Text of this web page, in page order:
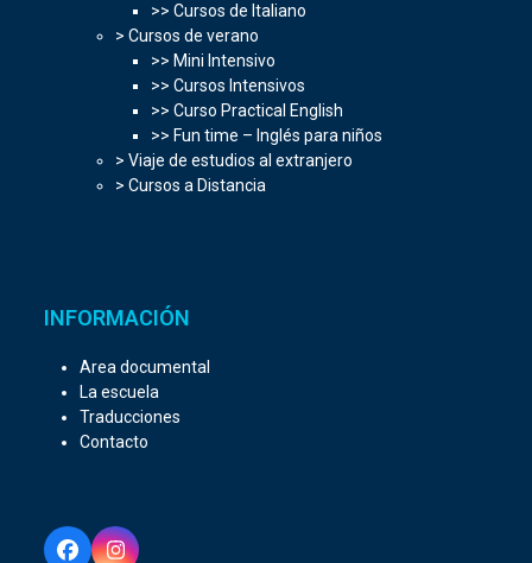
>> Cursos de Italiano
> Cursos de verano
>> Mini Intensivo
>> Cursos Intensivos
>> Curso Practical English
>> Fun time – Inglés para niños
> Viaje de estudios al extranjero
> Cursos a Distancia
INFORMACIÓN
Area documental
La escuela
Traducciones
Contacto